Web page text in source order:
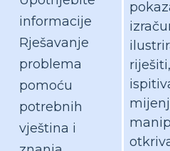
informacije
Rješavanje
problema
pomoću
potrebnih
vještina i
riješiti,